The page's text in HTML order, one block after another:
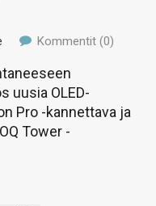
Kommentit (0)
uusia OLED-
Pro -kannettava ja
Tower -